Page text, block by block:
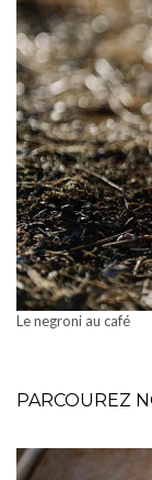
Le negroni au café
PARCOUREZ